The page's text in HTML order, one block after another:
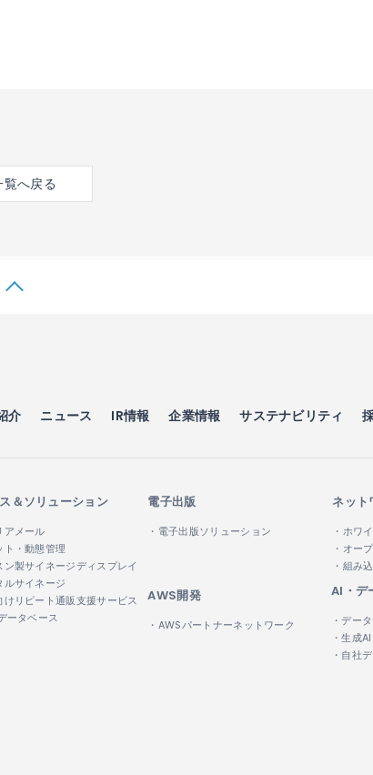
覧へ戻る
介 ニュース IR情報 企業情報 サステナビリティ
＆ソリューション
アメール
ト・動態管理
ン製サイネージディスプレイ
ルサイネージ
けリピート通販支援サービス
ータベース
電子出版
・電子出版ソリューション
ネット
・ホワ
・オー
・組み
AWS開発
・AWSパートナーネットワーク
AI・デ
・デー
・生成
・自社